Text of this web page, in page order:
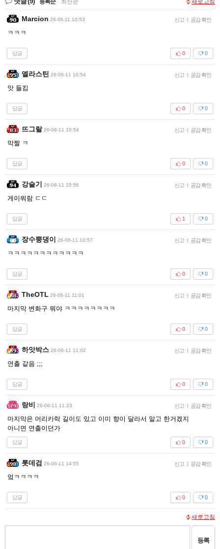
Marcion 26-06-11 10:53 신고 | 공감 확인
ㅋㅋㅋ
답글 0
0
엘라스틴 26-06-11 10:54 신고 | 공감 확인
앗 들킴
답글 0
0
뜨그랄 26-06-11 10:54 신고 | 공감 확인
막짤 ㅋ
답글 0
0
강슬기 26-06-11 10:56 신고 | 공감 확인
게이뭐람 ㄷㄷ
답글 0
1
장수뿡댕이 26-06-11 10:57 신고 | 공감 확인
ㅋㅋㅋㅋㅋㅋㅋㅋㅋㅋㅋㅋ
답글 0
0
TheOTL 26-06-11 11:01 신고 | 공감 확인
마지막 변화구 뭐야 ㅋㅋㅋㅋㅋㅋㅋㅋ
답글 0
0
하앗박스 26-06-11 11:02 신고 | 공감 확인
연출 같음 ;;;
답글 0
0
랑비 26-06-11 11:23 신고 | 공감 확인
마지막은 머리카락 길이도 있고 이미 향이 달라서 알고 한거겠지
아니면 연출이던가
답글 0
0
롯데검 26-06-11 14:55 신고 | 공감 확인
엌ㅋㅋㅋㅋ
답글 0
0
새로고침
등록